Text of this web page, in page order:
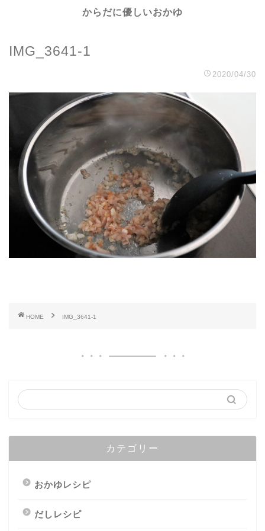
からだに優しいおかゆ
IMG_3641-1
2020/04/30
HOME IMG_3641-1
カテゴリー
おかゆレシピ
だしレシピ